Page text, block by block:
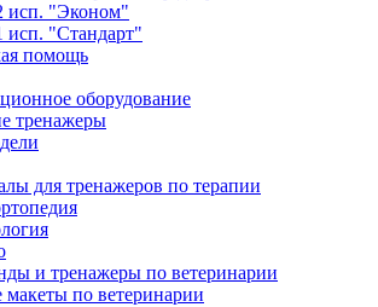
исп. "Эконом"
"Стандарт"
помощь
оборудование
тренажеры
для тренажеров по терапии
и тренажеры по ветеринарии
по ветеринарии